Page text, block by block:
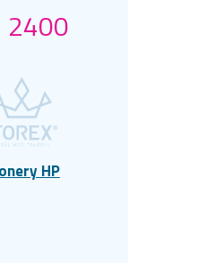
2400
HP